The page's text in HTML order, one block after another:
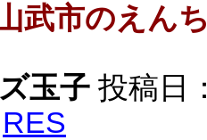
武市のえん
玉子 投稿日
RES